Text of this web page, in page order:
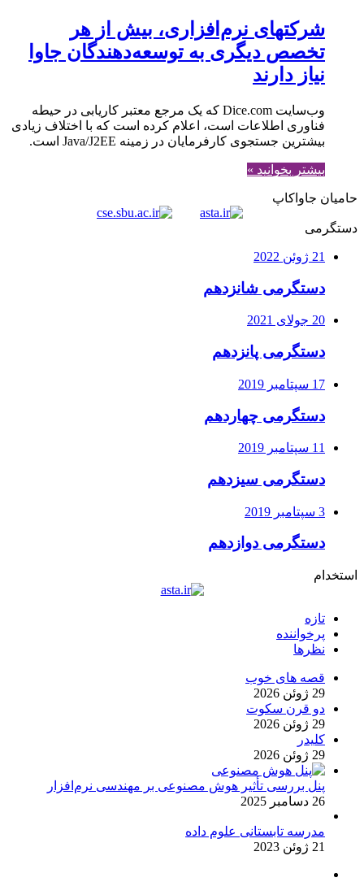
شرکتهای نرم‌افزاری، بيش از هر
تخصص ديگری به توسعه‌دهندگان جاوا
نیاز دارند
وب‌سایت Dice.com که يک مرجع معتبر کاریابی در حیطه
فناوری اطلاعات است، اعلام کرده است که با اختلاف زیادی
بیشترین جستجوی کارفرمایان در زمینه Java/J2EE است.
بیشتر بخوانید »
حامیان جاواکاپ
دستگرمی
21 ژوئن 2022
دستگرمی شانزدهم
20 جولای 2021
دستگرمی پانزدهم
17 سپتامبر 2019
دستگرمی چهاردهم
11 سپتامبر 2019
دستگرمی سیزدهم
3 سپتامبر 2019
دستگرمی دوازدهم
استخدام
تازه
پرخواننده
نظرها
قصه های خوب
29 ژوئن 2026
دو قرن سکوت
29 ژوئن 2026
کلیدر
29 ژوئن 2026
پنل بررسی تأثیر هوش مصنوعی بر مهندسی نرم‌افزار
26 دسامبر 2025
مدرسه تابستانی علوم داده
21 ژوئن 2023